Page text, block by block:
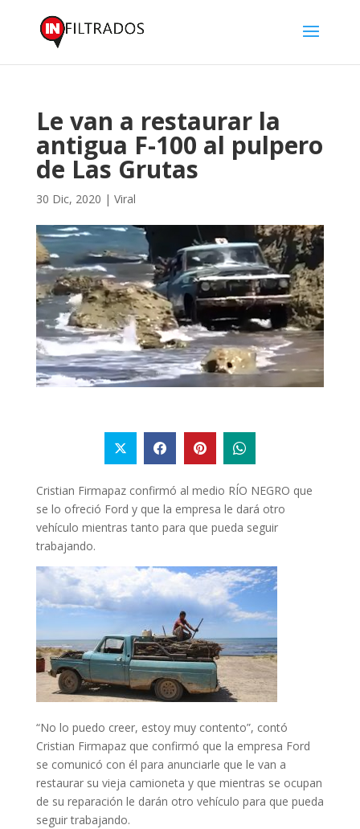
Le van a restaurar la
antigua F-100 al pulpero
de Las Grutas
30 Dic, 2020 | Viral
Cristian Firmapaz confirmó al medio RÍO NEGRO que
se lo ofreció Ford y que la empresa le dará otro
vehículo mientras tanto para que pueda seguir
trabajando.
“No lo puedo creer, estoy muy contento”, contó
Cristian Firmapaz que confirmó que la empresa Ford
se comunicó con él para anunciarle que le van a
restaurar su vieja camioneta y que mientras se ocupan
de su reparación le darán otro vehículo para que pueda
seguir trabajando.